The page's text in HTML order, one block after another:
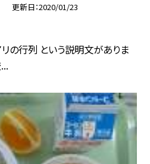
更新日 2020/01/23
の行列 という説明文がありま